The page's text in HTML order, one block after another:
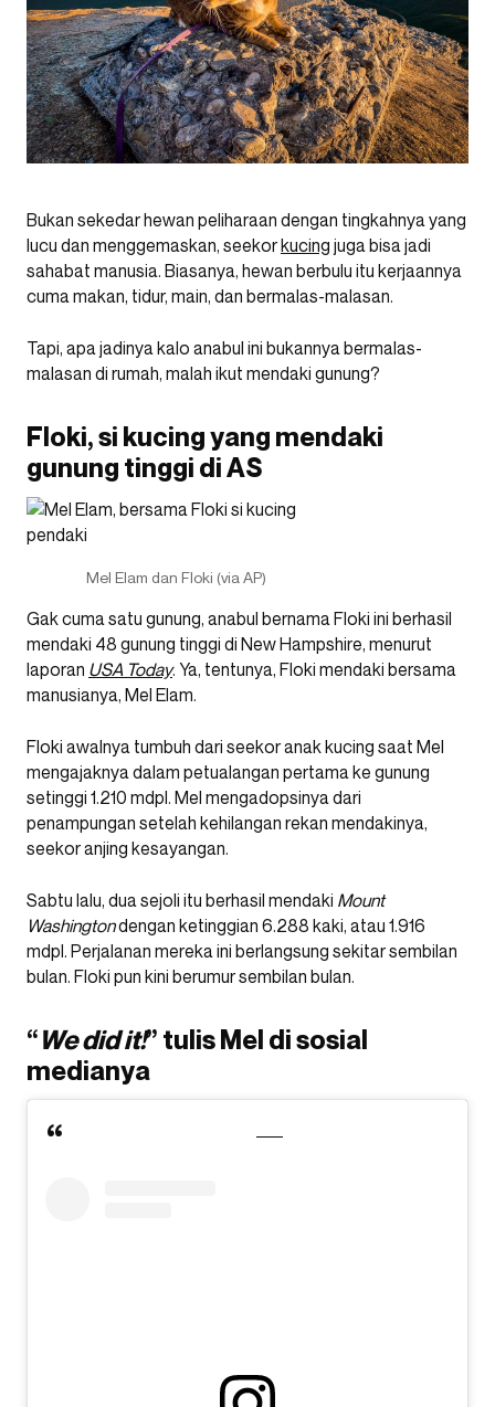
Bukan sekedar hewan peliharaan dengan tingkahnya yang
lucu dan menggemaskan, seekorkucing juga bisa jadi
sahabat manusia. Biasanya, hewan berbulu itu kerjaannya
cuma makan, tidur, main, dan bermalas-malasan.
Tapi, apa jadinya kalo anabul ini bukannya bermalas-
malasan di rumah, malah ikut mendaki gunung?
Floki, si kucing yang mendaki
gunung tinggi di AS
Mel Elam dan Floki (via AP)
Gak cuma satu gunung, anabul bernama Floki ini berhasil
mendaki 48 gunung tinggi di New Hampshire, menurut
laporan USA Today. Ya, tentunya, Floki mendaki bersama
manusianya, Mel Elam.
Floki awalnya tumbuh dari seekor anak kucing saat Mel
mengajaknya dalam petualangan pertama ke gunung
setinggi 1.210 mdpl. Mel mengadopsinya dari
penampungan setelah kehilangan rekan mendakinya,
seekor anjing kesayangan.
Sabtu lalu, dua sejoli itu berhasil mendaki Mount
Washingtondengan ketinggian 6.288 kaki, atau 1.916
mdpl. Perjalanan mereka ini berlangsung sekitar sembilan
bulan. Floki pun kini berumur sembilan bulan.
“We did it!” tulis Mel di sosial
medianya